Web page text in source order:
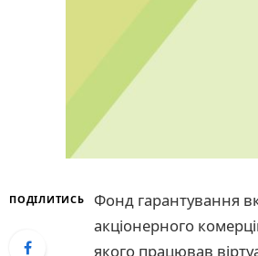
ПОДІЛИТИСЬ
Фонд гарантування
акціонерного
якого працював